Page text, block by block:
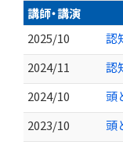
講師・講演
2025/10
認
2024/11
認
2024/10
頭
2023/10
頭